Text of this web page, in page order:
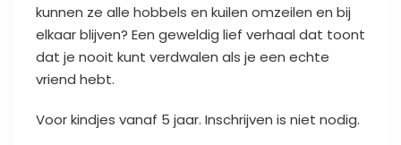
kunnen ze alle hobbels en kuilen omzeilen en bij
elkaar blijven? Een geweldig lief verhaal dat toont
dat je nooit kunt verdwalen als je een echte
vriend hebt.
Voor kindjes vanaf 5 jaar. Inschrijven is niet nodig.